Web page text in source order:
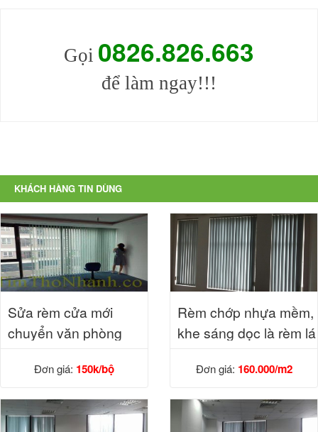
Gọi 0826.826.663
để làm ngay!!!
KHÁCH HÀNG TIN DÙNG
Sửa rèm cửa mới
chuyển văn phòng
Đơn giá: 150k/bộ
Rèm chớp nhựa mềm,
khe sáng dọc là rèm lá
Đơn giá: 160.000/m2